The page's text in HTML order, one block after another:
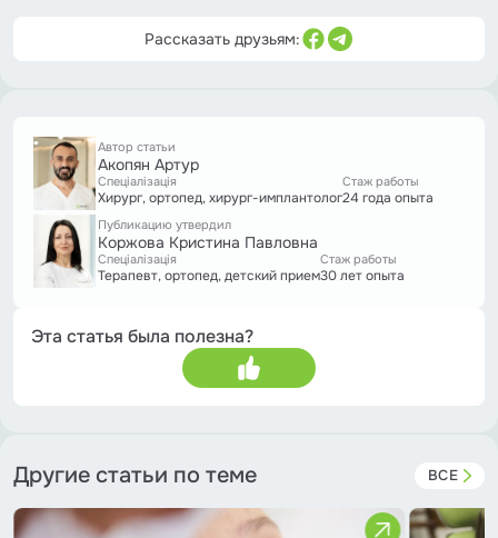
Рассказать друзьям:
Автор статьи
Акопян Артур
Спеціалізація
Хирург, ортопед, хирург-имплантолог
Стаж работы
24 года опыта
Публикацию утвердил
Коржова Кристина Павловна
Спеціалізація
Терапевт, ортопед, детский прием
Стаж работы
30 лет опыта
Эта статья была полезна?
Другие статьи по теме ВСЕ